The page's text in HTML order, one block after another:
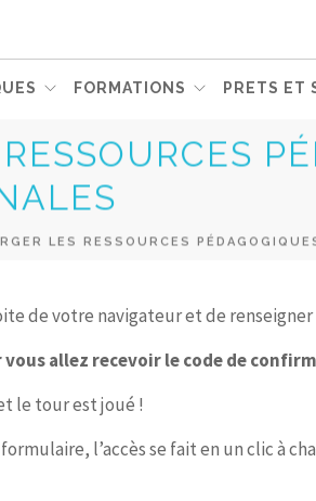
FORMATIONS PRETS ET
LES RESSOURCES
de votre navigateur et de
allez recevoir le code de
le tour est joué !
l’accès se fait en un clic à